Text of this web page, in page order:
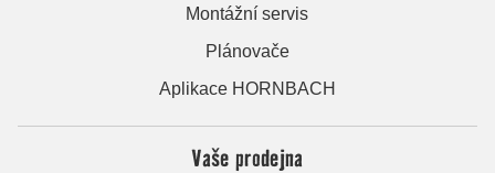
Montážní servis
Plánovače
Aplikace HORNBACH
Vaše prodejna